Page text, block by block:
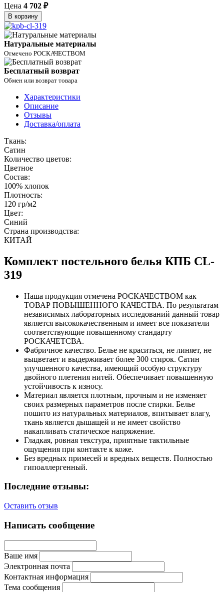
Цена 4 702 ₽
В корзину
Натуральные материалы
Отмечено РОСКАЧЕСТВОМ
Бесплатный возврат
Обмен или возврат товара
Характеристики
Описание
Отзывы
Доставка/оплата
Ткань:
Сатин
Количество цветов:
Цветное
Состав:
100% хлопок
Плотность:
120 гр/м2
Цвет:
Синий
Страна производства:
КИТАЙ
Комплект постельного белья КПБ CL-
319
Наша продукция отмечена РОСКАЧЕСТВОМ как
ТОВАР ПОВЫШЕННОГО КАЧЕСТВА. По результатам
независимых лабораторных исследований данный товар
является высококачественным и имеет все показатели
соответствующие повышенному стандарту
РОСКАЧЕТСВА.
Фабричное качество. Белье не краситься, не линяет, не
выцветает и выдерживает более 300 стирок. Сатин
улучшенного качества, имеющий особую структуру
двойного плетения нитей. Обеспечивает повышенную
устойчивость к износу.
Материал является плотным, прочным и не изменяет
своих размерных параметров после стирки. Белье
пошито из натуральных материалов, впитывает влагу,
ткань является дышащей и не имеет свойство
накапливать статическое напряжение.
Гладкая, ровная текстура, приятные тактильные
ощущения при контакте к коже.
Без вредных примесей и вредных веществ. Полностью
гипоаллергенный.
Последние отзывы:
Оставить отзыв
Написать сообщение
Ваше имя
Электронная почта
Контактная информация
Тема сообщения